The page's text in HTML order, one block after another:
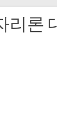
리론